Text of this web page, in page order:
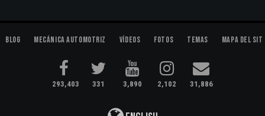
Blog Mecánica Automotriz Vídeos Fotos Temas Mapa del
293,403 331 3,890 2,102 31,886